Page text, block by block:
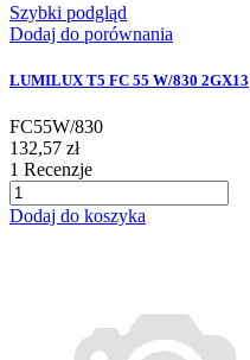
Szybki podgląd
Dodaj do porównania
LUMILUX T5 FC 55 W/830 2GX13
FC55W/830
132,57 zł
1 Recenzje
Dodaj do koszyka